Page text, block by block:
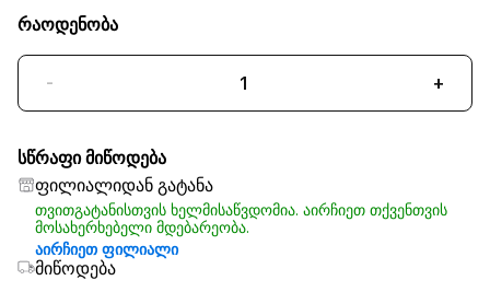
რაოდენობა
- +
სწრაფი მიწოდება
ფილიალიდან გატანა
თვითგატანისთვის ხელმისაწვდომია. აირჩიეთ თქვენთვის
მოსახერხებელი მდებარეობა.
აირჩიეთ ფილიალი
მიწოდება